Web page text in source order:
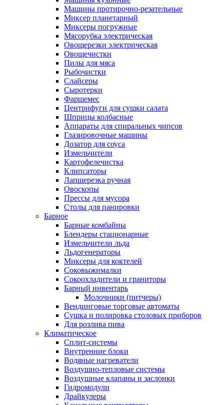
Машины протирочно-резательные
Миксер планетарный
Миксеры погружные
Мясорубка электрическая
Овощерезки электрическая
Овощечистки
Пилы для мяса
Рыбочистки
Слайсеры
Сыротерки
Фаршемес
Центрифуги для сушки салата
Шприцы колбасные
Аппараты для спиральных чипсов
Глазировочные машины
Дозатор для соуса
Измельчители
Картофелечистка
Клипсаторы
Лапшерезка ручная
Овоскопы
Прессы для мусора
Столы для панировки
Барное
Барные комбайны
Блендеры стационарные
Измельчители льда
Льдогенераторы
Миксеры для коктелей
Соковыжималки
Сокоохладители и граниторы
Барный инвентарь
Молочники (питчеры)
Вендинговые торговые автоматы
Сушка и полировка столовых приборов
Для розлива пива
Климатическое
Сплит-системы
Внутренние блоки
Водяные нагреватели
Воздушно-тепловые системы
Воздушные клапаны и заслонки
Гидромодули
Драйкулеры